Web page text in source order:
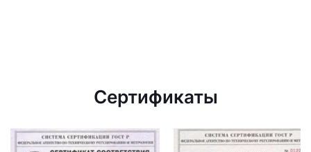
Сертификаты